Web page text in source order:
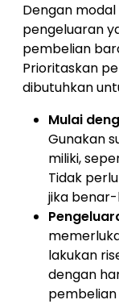
Dengan
pengeluaran
pembelian
Prioritaskan
dibutuhkan
Mulai
Gunakan
miliki,
Tidak
jika
lakukan
dengan